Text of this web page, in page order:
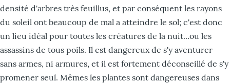
densité d'arbres très feuillus, et par conséquent les rayons
du soleil ont beaucoup de mal a atteindre le sol; c'est donc
un lieu idéal pour toutes les créatures de la nuit...ou les
assassins de tous poils. Il est dangereux de s'y aventurer
sans armes, ni armures, et il est fortement déconseillé de s'y
promener seul. Mêmes les plantes sont dangereuses dans